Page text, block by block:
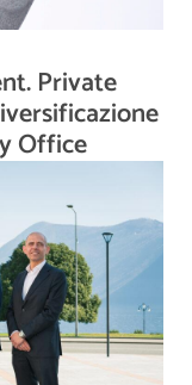
Private
Office